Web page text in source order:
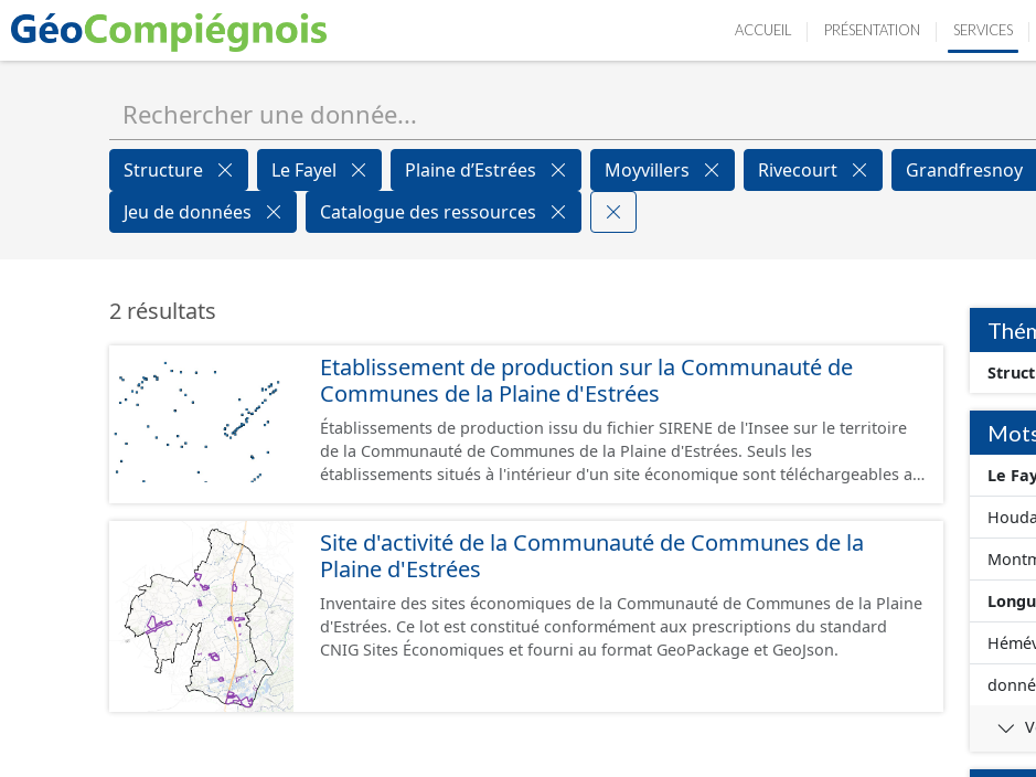
ACCUEIL PRÉSENTATION SERVICES
Structure Le Fayel Plaine d’Estrées Moyvillers Rivecourt Grandfresnoy
Jeu de données
Catalogue des ressources
2 résultats
Etablissement de production sur la Communauté de
Communes de la Plaine d'Estrées
Établissements de production issu du fichier SIRENE de l'Insee sur le territoire
de la Communauté de Communes de la Plaine d'Estrées. Seuls les
établissements situés à l'intérieur d'un site économique sont téléchargeables au
terrains à vocation économique à ce jour. Il est filtré au-delà des prescriptions
du CNIG se limitant aux SCI.
Site d'activité de la Communauté de Communes de la
Plaine d'Estrées
Inventaire des sites économiques de la Communauté de Communes de la Plaine
d'Estrées. Ce lot est constitué conformément aux prescriptions du standard
CNIG Sites Économiques et fourni au format GeoPackage et GeoJson.
Le